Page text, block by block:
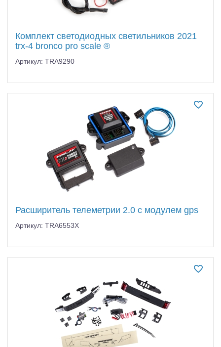
Комплект светодиодных светильников 2021
trx-4 bronco pro scale ®
Артикул: TRA9290
Расширитель телеметрии 2.0 с модулем gps
Артикул: TRA6553X